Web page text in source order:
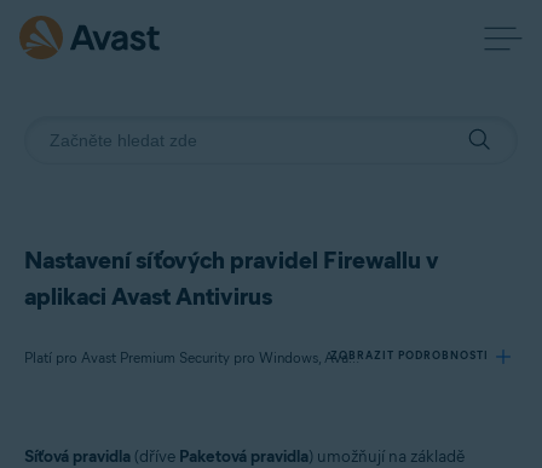
Nastavení síťových pravidel Firewallu v
aplikaci Avast Antivirus
Platí pro Avast Premium Security pro Windows, Avast Free Antivirus pro Windows
ZOBRAZIT PODROBNOSTI
Produkty:
Síťová pravidla (dříve Paketová pravidla) umožňují na základě